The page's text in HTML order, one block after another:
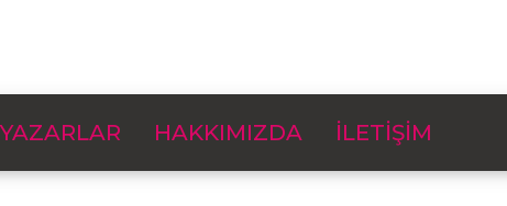
YAZARLAR HAKKIMIZDA İLETİŞİM